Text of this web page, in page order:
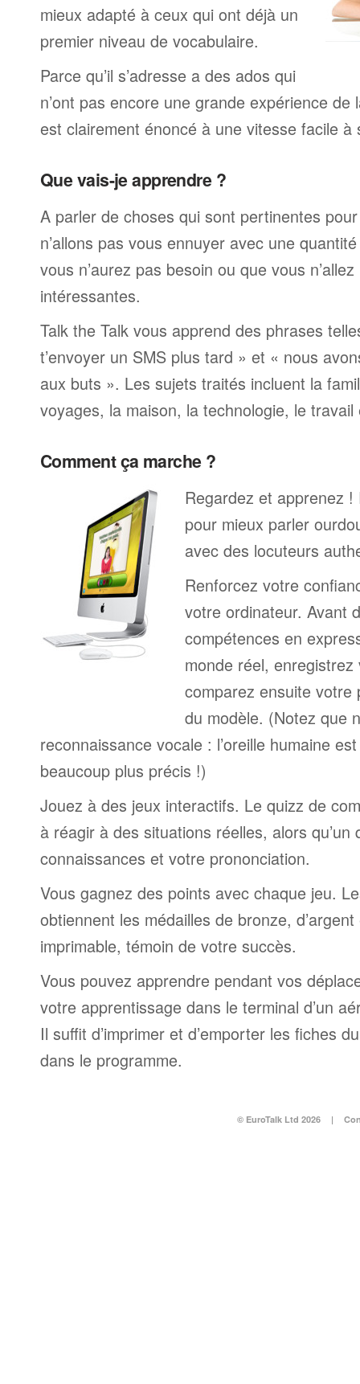
mieux adapté à ceux qui ont déjà un
premier niveau de vocabulaire.
Parce qu’il s’adresse a des ados qui
n’ont pas encore une grande expérience de
est clairement énoncé à une vitesse facile à
Que vais-je apprendre ?
A parler de choses qui sont pertinentes
n’allons pas vous ennuyer avec une
vous n’aurez pas besoin ou que vous
intéressantes.
Talk the Talk vous apprend des phrases
t’envoyer un SMS plus tard » et « nous
aux buts ». Les sujets traités incluent la
voyages, la maison, la technologie, le
Comment ça marche ?
Regardez et apprenez
pour mieux parler
avec des locuteurs
Renforcez votre
votre ordinateur. Avant
compétences en
monde réel,
comparez ensuite votre
du modèle. (Notez que
reconnaissance vocale : l’oreille humaine
beaucoup plus précis !)
Jouez à des jeux interactifs. Le quizz de
à réagir à des situations réelles, alors
connaissances et votre prononciation.
Vous gagnez des points avec chaque jeu.
obtiennent les médailles de bronze,
imprimable, témoin de votre succès.
Vous pouvez apprendre pendant vos
votre apprentissage dans le terminal d’un
Il suffit d’imprimer et d’emporter les fiches
dans le programme.
© EuroTalk Ltd 2026 |